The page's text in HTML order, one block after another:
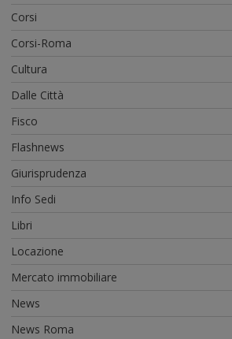
Corsi
Corsi-Roma
Cultura
Dalle Città
Fisco
Flashnews
Giurisprudenza
Info Sedi
Libri
Locazione
Mercato immobiliare
News
News Roma